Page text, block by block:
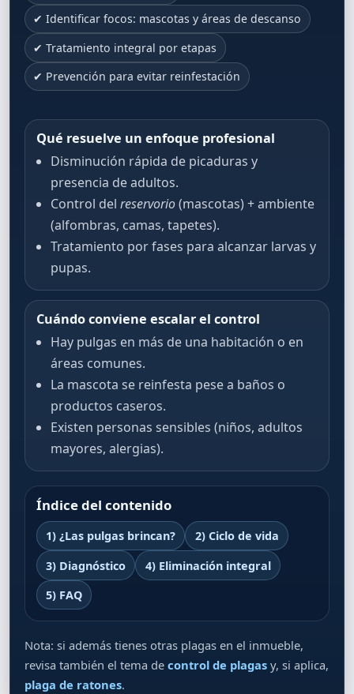
✔ Identificar focos: mascotas y áreas de descanso
✔ Tratamiento integral por etapas
✔ Prevención para evitar reinfestación
Qué resuelve un enfoque profesional
Disminución rápida de picaduras y
presencia de adultos.
Control del reservorio(mascotas) + ambiente
(alfombras, camas, tapetes).
Tratamiento por fases para alcanzar larvas y
pupas.
Cuándo conviene escalar el control
Hay pulgas en más de una habitación o en
áreas comunes.
La mascota se reinfesta pese a baños o
productos caseros.
Existen personas sensibles (niños, adultos
mayores, alergias).
Índice del contenido
1) ¿Las pulgas brincan?
2) Ciclo de vida
3) Diagnóstico
4) Eliminación integral
5) FAQ
Nota: si además tienes otras plagas en el inmueble,
revisa también el tema de control de plagas y, si aplica,
plaga de ratones.